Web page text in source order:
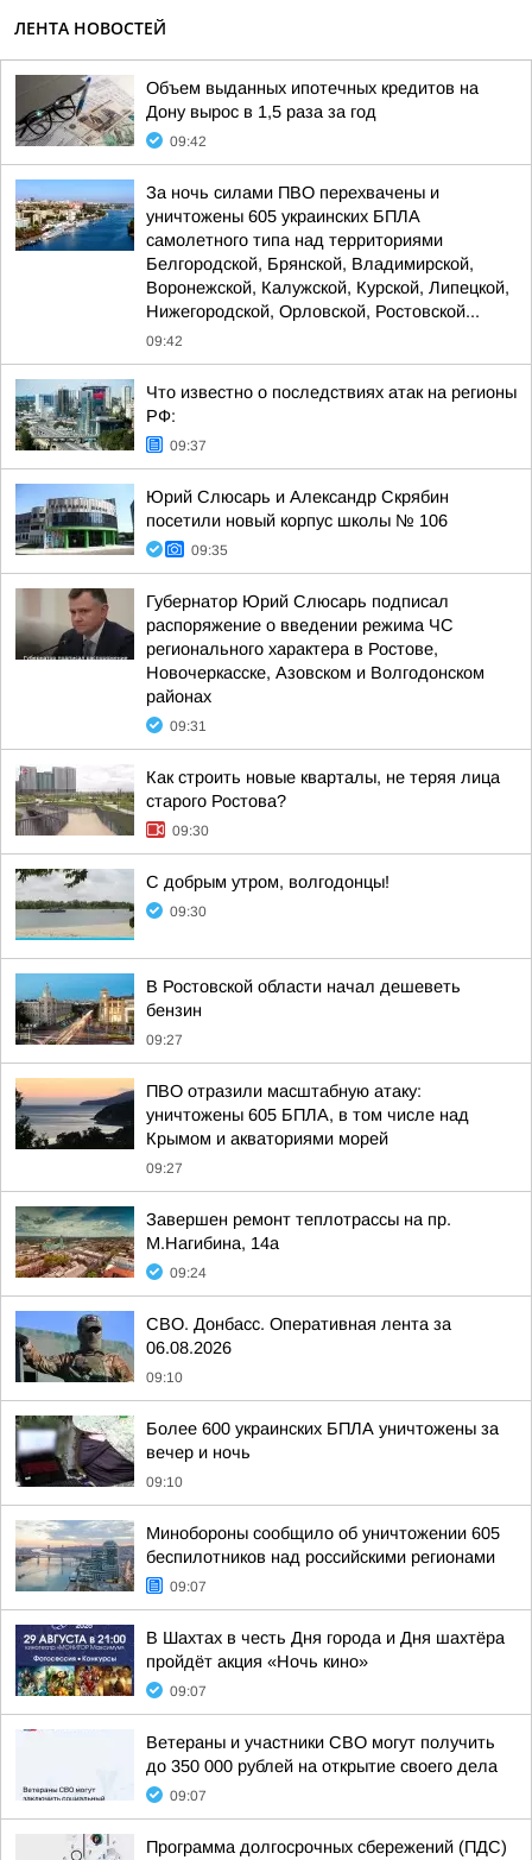
ЛЕНТА НОВОСТЕЙ
Объем выданных ипотечных кредитов на
Дону вырос в 1,5 раза за год
09:42
За ночь силами ПВО перехвачены и
уничтожены 605 украинских БПЛА
самолетного типа над территориями
Белгородской, Брянской, Владимирской,
Воронежской, Калужской, Курской, Липецкой,
Нижегородской, Орловской, Ростовской...
09:42
Что известно о последствиях атак на регионы
РФ:
09:37
Юрий Слюсарь и Александр Скрябин
посетили новый корпус школы № 106
09:35
Губернатор Юрий Слюсарь подписал
распоряжение о введении режима ЧС
регионального характера в Ростове,
Новочеркасске, Азовском и Волгодонском
районах
09:31
Как строить новые кварталы, не теряя лица
старого Ростова?
09:30
С добрым утром, волгодонцы!
09:30
В Ростовской области начал дешеветь
бензин
09:27
ПВО отразили масштабную атаку:
уничтожены 605 БПЛА, в том числе над
Крымом и акваториями морей
09:27
Завершен ремонт теплотрассы на пр.
М.Нагибина, 14а
09:24
СВО. Донбасс. Оперативная лента за
06.08.2026
09:10
Более 600 украинских БПЛА уничтожены за
вечер и ночь
09:10
Минобороны сообщило об уничтожении 605
беспилотников над российскими регионами
09:07
В Шахтах в честь Дня города и Дня шахтёра
пройдёт акция «Ночь кино»
09:07
Ветераны и участники СВО могут получить
до 350 000 рублей на открытие своего дела
09:07
Программа долгосрочных сбережений (ПДС)